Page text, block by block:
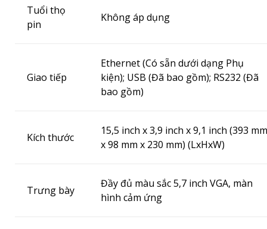
Tuổi thọ
pin
Không áp dụng
Giao tiếp
Ethernet (Có sẵn dưới dạng Phụ
kiện); USB (Đã bao gồm); RS232 (Đã
bao gồm)
Kích thước
15,5 inch x 3,9 inch x 9,1 inch (393 mm
x 98 mm x 230 mm) (LxHxW)
Trưng bày
Đầy đủ màu sắc 5,7 inch VGA, màn
hình cảm ứng